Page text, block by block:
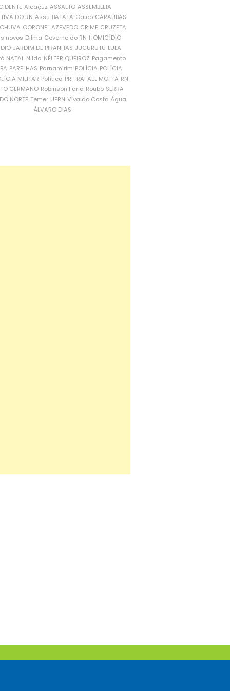
Alcaçuz ASSALTO ASSEMBLEIA
DO RN Assu BATATA Caicó CARAÚBAS
CORONEL AZEVEDO CRIME CRUZETA
novos Dilma Governo do RN HOMICÍDIO
JARDIM DE PIRANHAS JUCURUTU LULA
NATAL Nilda NÉLTER QUEIROZ Pagamento
PARELHAS Parnamirim POLÍCIA POLÍCIA
MILITAR Política PRF RAFAEL MOTTA RN
GERMANO Robinson Faria Roubo SERRA
NORTE Temer UFRN Vivaldo Costa Água
ÁLVARO DIAS